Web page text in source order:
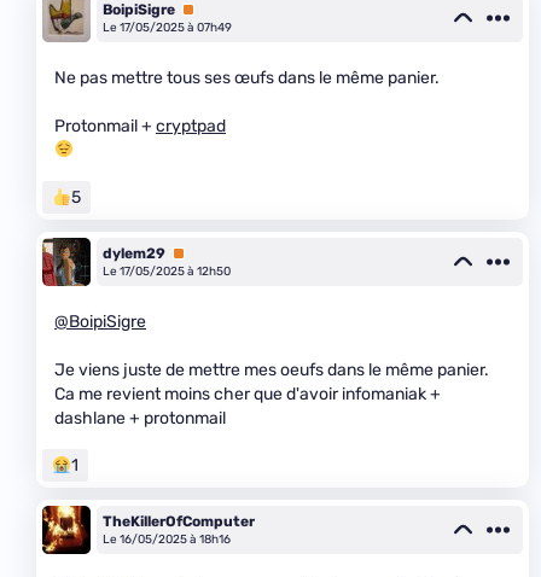
BoipiSigre Premium
Le 17/05/2025 à 07h49
Ne pas mettre tous ses œufs dans le même panier.
Protonmail + cryptpad
5
dylem29 Premium
Le 17/05/2025 à 12h50
@BoipiSigre
Je viens juste de mettre mes oeufs dans le même panier.
Ca me revient moins cher que d'avoir infomaniak +
dashlane + protonmail
1
TheKillerOfComputer
Le 16/05/2025 à 18h16